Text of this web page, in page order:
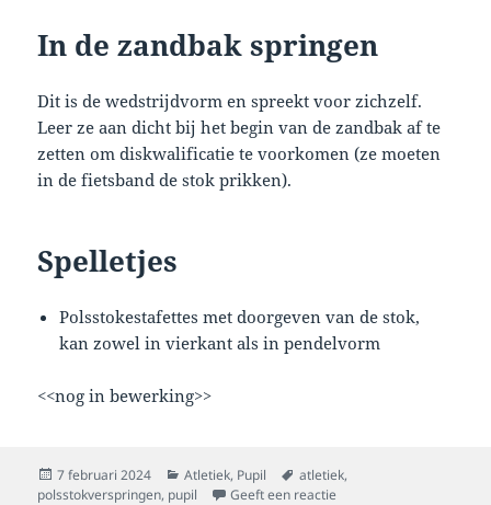
In de zandbak springen
Dit is de wedstrijdvorm en spreekt voor zichzelf.
Leer ze aan dicht bij het begin van de zandbak af te
zetten om diskwalificatie te voorkomen (ze moeten
in de fietsband de stok prikken).
Spelletjes
Polsstokestafettes met doorgeven van de stok,
kan zowel in vierkant als in pendelvorm
<<nog in bewerking>>
Geplaatst
op
7 februari 2024 Categorieën
Atletiek, Pupil Tags
atletiek,
polsstokverspringen, pupil Geeft een reactie